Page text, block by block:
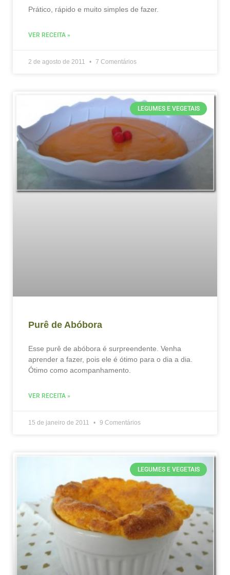
Prático, rápido e muito simples de fazer.
VER RECEITA »
2 de agosto de 2011 7 Comentários
LEGUMES E VEGETAIS
Purê de Abóbora
Esse purê de abóbora é surpreendente. Venha
aprender a fazer, pois ele é ótimo para o dia a dia.
Ótimo como acompanhamento.
VER RECEITA »
15 de janeiro de 2011 9 Comentários
LEGUMES E VEGETAIS